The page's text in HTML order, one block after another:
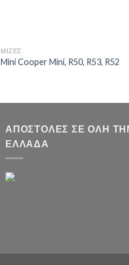
ΜΙΖΕΣ
Mini Cooper Mini, R50, R53, R52
ΑΠΟΣΤΟΛΈΣ ΣΕ ΌΛΗ
ΕΛΛΆΔΑ